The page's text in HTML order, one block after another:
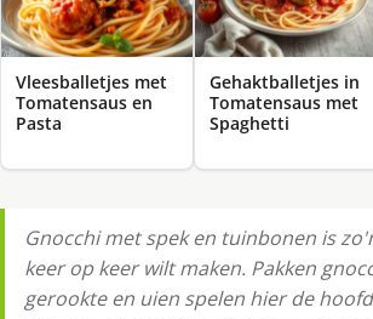
Vleesballetjes met
Tomatensaus en
Pasta
Gehaktballetjes in
Tomatensaus met
Spaghetti
Gnocchi met spek en tuinbonen is
keer op keer wilt maken. Pakken
gerookte en uien spelen hier de